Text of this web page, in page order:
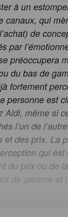
à un
canaux, qui
de
par
préoccupera
du bas de
fortement
personne est
Aldi, même si
l’un de
et des prix. La
qui est
du prix ou de
de gamme et